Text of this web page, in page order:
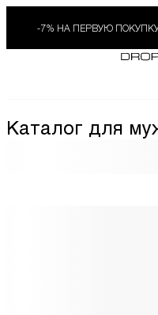
-7% НА ПЕРВУЮ
Каталог для